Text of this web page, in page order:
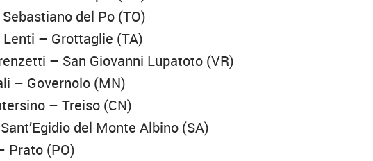
del Po (TO)
– Grottaglie (TA)
– San Giovanni Lupatoto (VR)
– Governolo (MN)
– Treiso (CN)
del Monte Albino (SA)
Prato (PO)